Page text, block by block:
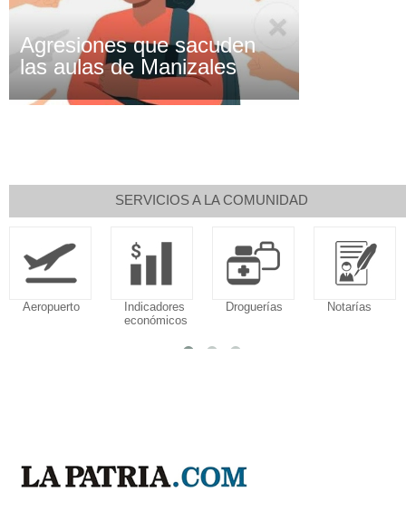
Agresiones que sacuden
las aulas de Manizales
SERVICIOS A LA COMUNIDAD
Aeropuerto
Indicadores
económicos
Droguerías Notarías